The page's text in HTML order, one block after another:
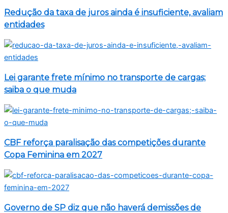
Redução da taxa de juros ainda é insuficiente, avaliam
entidades
Lei garante frete mínimo no transporte de cargas;
saiba o que muda
CBF reforça paralisação das competições durante
Copa Feminina em 2027
Governo de SP diz que não haverá demissões de